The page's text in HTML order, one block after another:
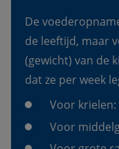
De
de leeftijd, maar
(gewicht) van de
dat ze per week
Voor
Voor